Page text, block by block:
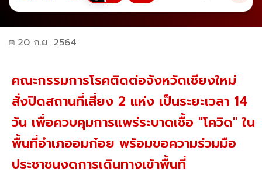
20 ก.ย. 2564
คณะกรรมการโรคติดต่อจังหวัดเชียงใหม่
สั่งปิดสถานที่เสี่ยง 2 แห่ง เป็นระยะเวลา 14
วัน เพื่อควบคุมการแพร่ระบาดเชื้อ "โควิด" ใน
พื้นที่อำเภออมก๋อย พร้อมขอความร่วมมือ
ประชาชนงดการเดินทางเข้าพื้นที่